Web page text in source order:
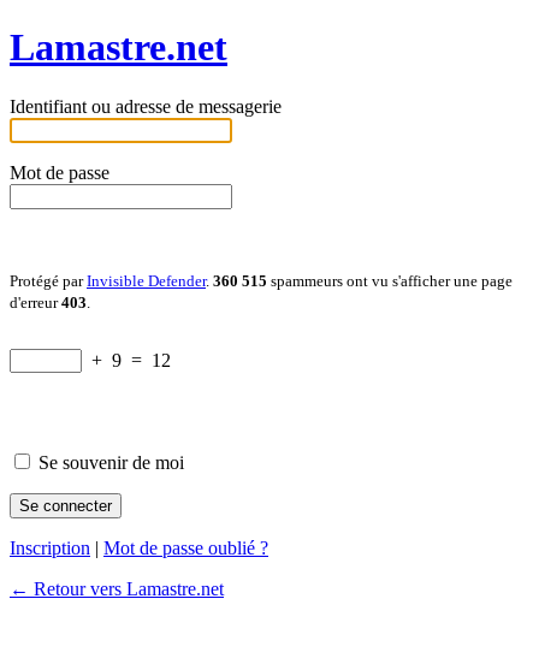
Lamastre.net
Identifiant ou adresse de messagerie
Mot de passe
Protégé parInvisible Defender. 360 515 spammeurs ont vu s'afficher une page
d'erreur403
+ 9 = 12
Se souvenir de moi
Inscription | Mot de passe oublié ?
← Retour vers Lamastre.net